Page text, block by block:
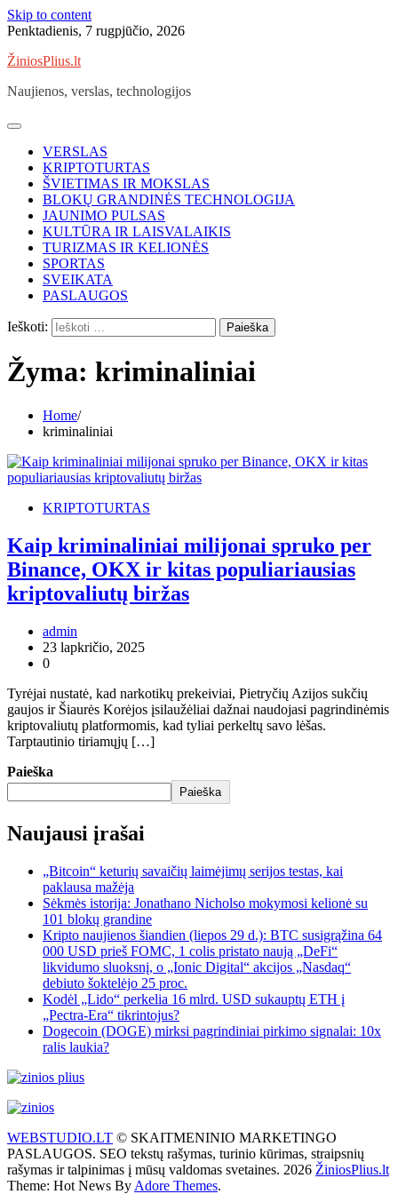
Skip to content
Penktadienis, 7 rugpjūčio, 2026
ŽiniosPlius.lt
Naujienos, verslas, technologijos
VERSLAS
KRIPTOTURTAS
ŠVIETIMAS IR MOKSLAS
BLOKŲ GRANDINĖS TECHNOLOGIJA
JAUNIMO PULSAS
KULTŪRA IR LAISVALAIKIS
TURIZMAS IR KELIONĖS
SPORTAS
SVEIKATA
PASLAUGOS
Ieškoti:
Žyma: kriminaliniai
Home
kriminaliniai
KRIPTOTURTAS
Kaip kriminaliniai milijonai spruko per
Binance, OKX ir kitas populiariausias
kriptovaliutų biržas
admin
23 lapkričio, 2025
0
Tyrėjai nustatė, kad narkotikų prekeiviai, Pietryčių Azijos sukčių
gaujos ir Šiaurės Korėjos įsilaužėliai dažnai naudojasi pagrindinėmis
kriptovaliutų platformomis, kad tyliai perkeltų savo lėšas.
Tarptautinio tiriamųjų […]
Paieška
Paieška
Naujausi įrašai
„Bitcoin“ keturių savaičių laimėjimų serijos testas, kai
paklausa mažėja
Sėkmės istorija: Jonathano Nicholso mokymosi kelionė su
101 blokų grandine
Kripto naujienos šiandien (liepos 29 d.): BTC susigrąžina 64
000 USD prieš FOMC, 1 colis pristato naują „DeFi“
likvidumo sluoksnį, o „Ionic Digital“ akcijos „Nasdaq“
debiuto šoktelėjo 25 proc.
Kodėl „Lido“ perkelia 16 mlrd. USD sukauptų ETH į
„Pectra-Era“ tikrintojus?
Dogecoin (DOGE) mirksi pagrindiniai pirkimo signalai: 10x
ralis laukia?
WEBSTUDIO.LT © SKAITMENINIO MARKETINGO
PASLAUGOS. SEO tekstų rašymas, turinio kūrimas, straipsnių
rašymas ir talpinimas į mūsų valdomas svetaines. 2026 ŽiniosPlius.lt
Theme: Hot News By Adore Themes.